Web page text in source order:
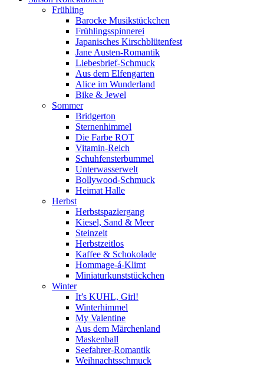
Frühling
Barocke Musikstückchen
Frühlingsspinnerei
Japanisches Kirschblütenfest
Jane Austen-Romantik
Liebesbrief-Schmuck
Aus dem Elfengarten
Alice im Wunderland
Bike & Jewel
Sommer
Bridgerton
Sternenhimmel
Die Farbe ROT
Vitamin-Reich
Schuhfensterbummel
Unterwasserwelt
Bollywood-Schmuck
Heimat Halle
Herbst
Herbstspaziergang
Kiesel, Sand & Meer
Steinzeit
Herbstzeitlos
Kaffee & Schokolade
Hommage-á-Klimt
Miniaturkunststückchen
Winter
It’s KUHL, Girl!
Winterhimmel
My Valentine
Aus dem Märchenland
Maskenball
Seefahrer-Romantik
Weihnachtsschmuck